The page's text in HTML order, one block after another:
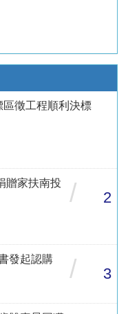
區徵工程順利決標
贈家扶南投
/ 2
發起認購
/ 3